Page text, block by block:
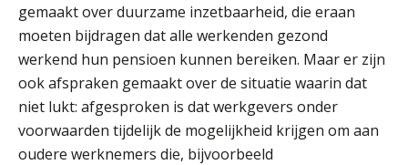
gemaakt over duurzame inzetbaarheid, die eraan
moeten bijdragen dat alle werkenden gezond
werkend hun pensioen kunnen bereiken. Maar er zijn
ook afspraken gemaakt over de situatie waarin dat
niet lukt: afgesproken is dat werkgevers onder
voorwaarden tijdelijk de mogelijkheid krijgen om aan
oudere werknemers die, bijvoorbeeld
25
AUG
Summercourse Werkkostenregeling
MOCuitgevers
25
AUG
Online Opleiding Praktijkdiploma Loonadministratie (PDL)
MOCuitgevers